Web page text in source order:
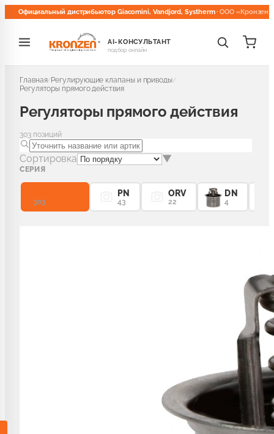
Официальный дистрибьютор Giacomini, Vandjord, Systherm · ООО «Кронзен»
AI-КОНСУЛЬТАНТ
подбор онлайн
Главная/Регулирующие клапаны и приводы/
Регуляторы прямого действия
Регуляторы прямого действия
303позиций
Сортировка ▼
СЕРИЯ
303
PN
43
ORV
22
DN
4